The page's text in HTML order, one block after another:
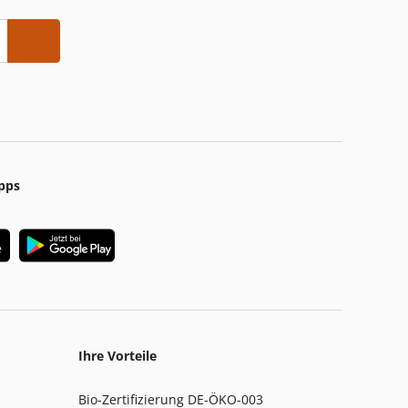
Ihre Vorteile
Bio-Zertifizierung DE-ÖKO-003